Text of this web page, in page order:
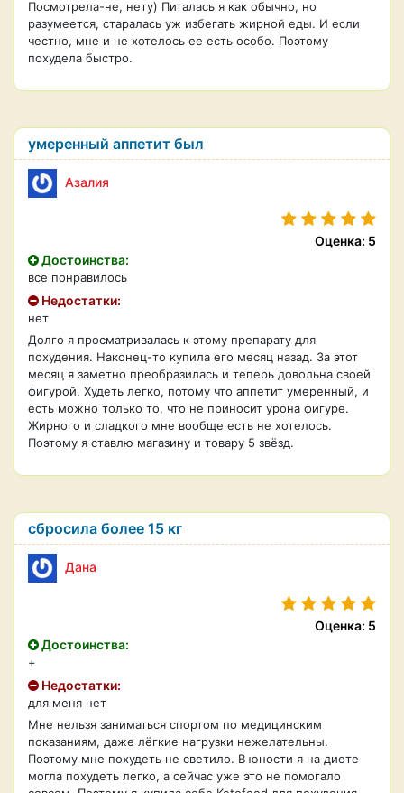
Посмотрела-не, нету) Питалась я как обычно, но
разумеется, старалась уж избегать жирной еды. И если
честно, мне и не хотелось ее есть особо. Поэтому
похудела быстро.
умеренный аппетит был
Азалия
Оценка: 5
Достоинства:
все понравилось
Недостатки:
нет
Долго я просматривалась к этому препарату для
похудения. Наконец-то купила его месяц назад. За этот
месяц я заметно преобразилась и теперь довольна своей
фигурой. Худеть легко, потому что аппетит умеренный, и
есть можно только то, что не приносит урона фигуре.
Жирного и сладкого мне вообще есть не хотелось.
Поэтому я ставлю магазину и товару 5 звёзд.
сбросила более 15 кг
Дана
Оценка: 5
Достоинства:
+
Недостатки:
для меня нет
Мне нельзя заниматься спортом по медицинским
показаниям, даже лёгкие нагрузки нежелательны.
Поэтому мне похудеть не светило. В юности я на диете
могла похудеть легко, а сейчас уже это не помогало